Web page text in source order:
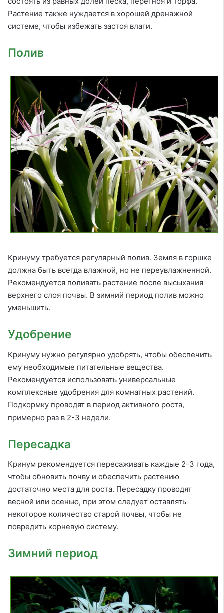
Растение также нуждается в хорошей дренажной
системе, чтобы избежать застоя влаги.
Полив
Кринуму требуется регулярный полив. Земля в горшке
должна быть всегда влажной, но не переувлажненной.
Рекомендуется поливать растение после высыхания
верхнего слоя почвы. В зимний период полив можно
уменьшить.
Удобрение
Кринуму нужно регулярно удобрять, чтобы обеспечить
ему необходимые питательные вещества.
Рекомендуется использовать универсальные
комплексные удобрения для комнатных растений.
Подкормку проводят в период активного роста,
примерно раз в 2-3 недели.
Пересадка
Кринум рекомендуется пересаживать каждые 2-3 года,
чтобы обновить почву и обеспечить растению
достаточно места для роста. Пересадку проводят
весной или осенью, при этом следует оставлять
некоторое количество старой почвы, чтобы не
повредить корневую систему.
Зимний период